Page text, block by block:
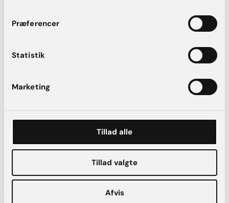
Præferencer
Statistik
Marketing
Tillad alle
Tillad valgte
Afvis
BFO. Implantat Mentor CPG-322 str. 295 cc.